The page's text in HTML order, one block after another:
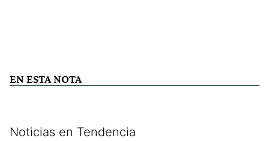
EN ESTA NOTA
Noticias en Tendencia